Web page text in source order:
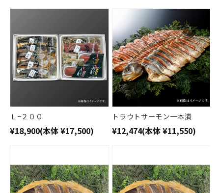
Ｌ−２００
¥18,900(本体 ¥17,500)
トラウトサーモン一本漬
¥12,474(本体 ¥11,550)